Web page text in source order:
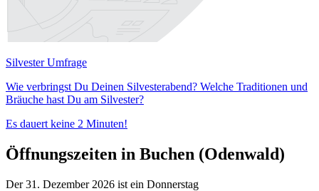
Silvester Umfrage
Wie verbringst Du Deinen Silvesterabend? Welche Traditionen und
Bräuche hast Du am Silvester?
Es dauert keine 2 Minuten!
Öffnungszeiten in Buchen (Odenwald)
Der 31. Dezember 2026 ist ein Donnerstag